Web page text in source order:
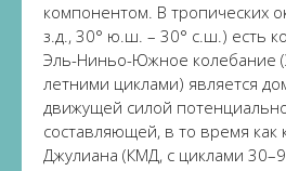
компонентом. В тропических
з.д., 30° ю.ш. – 30° с.ш.) есть
Эль-Ниньо-Южное колебание
летними циклами) является
движущей силой
составляющей, в то время
Джулиана (КМД, с циклами